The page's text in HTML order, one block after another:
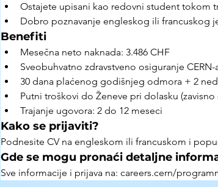
Ostajete upisani kao redovni student tokom
Dobro poznavanje engleskog ili francuskog
Benefiti
Mesečna neto naknada: 3.486 CHF
Sveobuhvatno zdravstveno osiguranje CERN-
30 dana plaćenog godišnjeg odmora + 2
Putni troškovi do Ženeve pri dolasku
Trajanje ugovora: 2 do 12 meseci
Kako se prijaviti?
Podnesite CV na engleskom ili francuskom i
Gde se mogu pronaći detaljne
Sve informacije i prijava na: careers.cern/